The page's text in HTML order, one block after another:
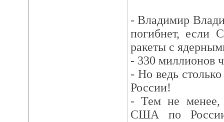
- Владимир
погибнет, если
ракеты с
- 330 миллионов
- Но ведь
России!
- Тем не менее,
США по